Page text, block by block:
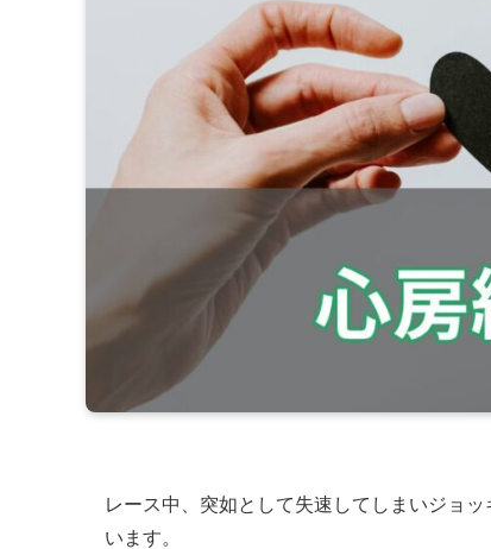
レース中、突如として失速してしまいジョ
います。